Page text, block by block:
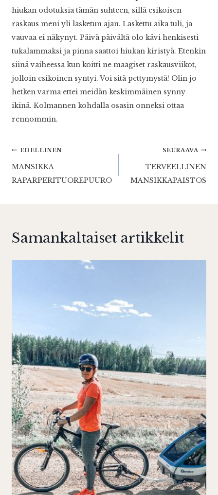
hiukan odotuksia tämän suhteen, sillä esikoisen
raskaus meni yli lasketun ajan. Laskettu aika tuli, ja
vauvaa ei näkynyt. Päivä päivältä olo kävi henkisesti
tukalammaksi ja pinna saattoi hiukan kiristyä. Etenkin
siinä vaiheessa kun koitti ne maagiset raskausviikot,
jolloin esikoinen syntyi. Voi sitä pettymystä! Olin jo
hetken varma ettei meidän keskimmäinen synny
ikinä. Kolmannen kohdalla osasin onneksi ottaa
rennommin.
Artikkelien
selaus
EDELLINEN
MANSIKKA-
RAPARPERITUOREPUURO
SEURAAVA
TERVEELLINEN
MANSIKKAPAISTOS
Samankaltaiset artikkelit